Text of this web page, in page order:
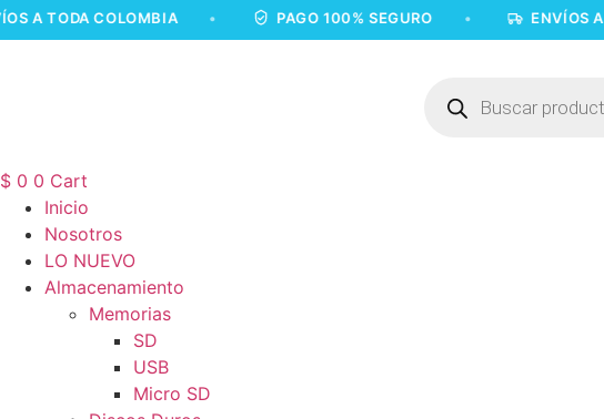
Ir
al
COLOMBIA • PAGO 100% SEGURO • ENVÍOS A TODA
productos
$ 0 0 Cart
Inicio
Nosotros
LO NUEVO
Almacenamiento
Memorias
SD
USB
Micro SD